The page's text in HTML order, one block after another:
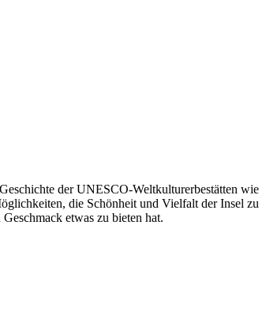
der UNESCO-Weltkulturerbestätten wie
die Schönheit und Vielfalt der Insel zu
etwas zu bieten hat.